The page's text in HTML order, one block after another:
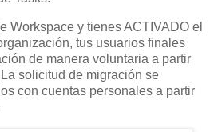
Workspace y tienes ACTIVADO el
tus usuarios finales
de manera voluntaria a partir
solicitud de migración se
con cuentas personales a partir